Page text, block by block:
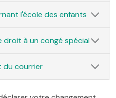
l'école des enfants
droit à un congé spécial
du courrier